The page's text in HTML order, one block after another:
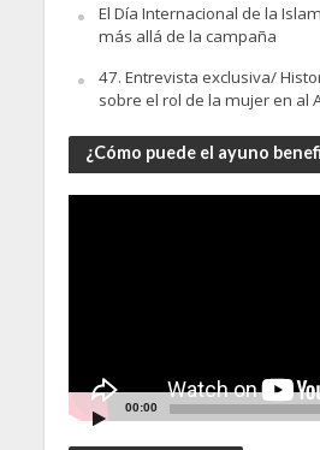
El Día Internacional de la
más allá de la campaña
47. Entrevista exclusiva/
sobre el rol de la mujer en al
¿Cómo puede el ayuno
00:00